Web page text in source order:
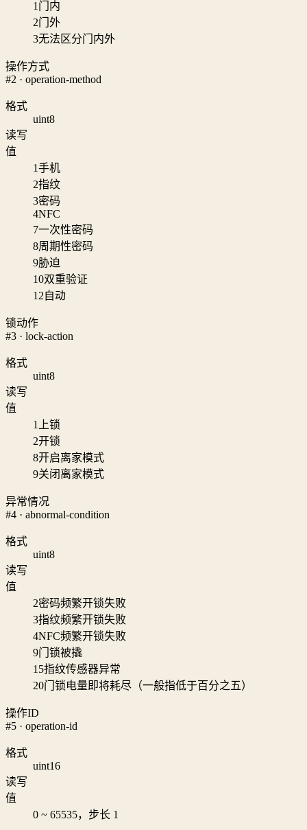
1 门内
2门外
3无法区分门内外
操作方式
#2 · operation-method
格式
uint8
读写
值
1手机
2指纹
3密码
4NFC
7一次性密码
8周期性密码
9胁迫
10双重验证
12自动
锁动作
#3 · lock-action
格式
uint8
读写
值
1
上锁
2开锁
8开启离家模式
9关闭离家模式
异常情况
#4 · abnormal-condition
格式
uint8
读写
值
2密码频繁开锁失败
3指纹频繁开锁失败
4NFC频繁开锁失败
9门锁被撬
15指纹传感器异常
20门锁电量即将耗尽（一般指低于百分之五）
操作ID
#5 · operation-id
格式
uint16
读写
值
0 ~ 65535，步长 1